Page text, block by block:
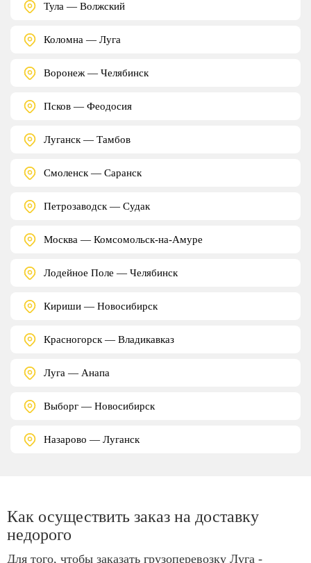
Тула — Волжский
Коломна — Луга
Воронеж — Челябинск
Псков — Феодосия
Луганск — Тамбов
Смоленск — Саранск
Петрозаводск — Судак
Москва — Комсомольск-на-Амуре
Лодейное Поле — Челябинск
Кириши — Новосибирск
Красногорск — Владикавказ
Луга — Анапа
Выборг — Новосибирск
Назарово — Луганск
Как осуществить заказ на доставку
недорого
Для того, чтобы заказать грузоперевозку Луга -